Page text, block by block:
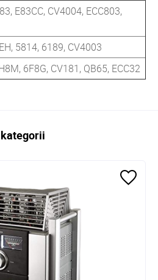
E83CC, CV4004, ECC803,
5814, 6189, CV4003
6F8G, CV181, QB65, ECC32